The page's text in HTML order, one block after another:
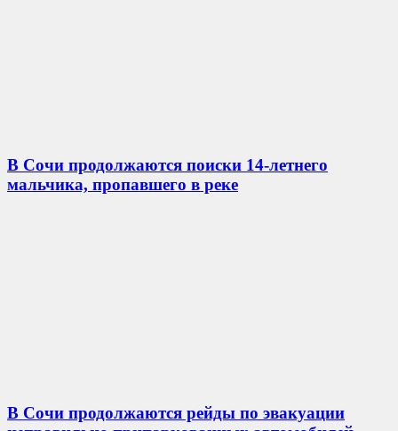
В Сочи продолжаются поиски 14-летнего
мальчика, пропавшего в реке
В Сочи продолжаются рейды по эвакуации